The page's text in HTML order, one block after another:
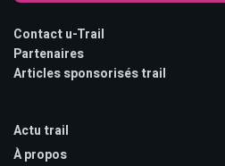
Contact u-Trail
Partenaires
Articles sponsorisés trail
Actu trail
À propos